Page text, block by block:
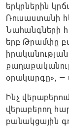
երկրներին
Ռուսաստանի
Նահանգների
երբ Թրամփը
օրակարգը», —
Ինչ
վերաբերող
բանակցային